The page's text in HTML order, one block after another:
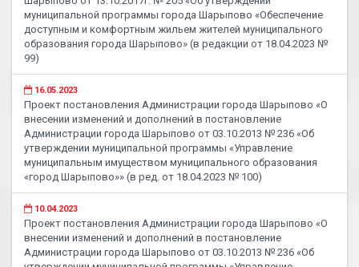
муниципальной программы города Шарыпово «Обеспечение
доступным и комфортным жильем жителей муниципального
образования города Шарыпово» (в редакции от 18.04.2023 №
99)
16.05.2023
Проект постановления Администрации города Шарыпово «О
внесении изменений и дополнений в постановление
Администрации города Шарыпово от 03.10.2013 № 236 «Об
утверждении муниципальной программы «Управление
муниципальным имуществом муниципального образования
«город Шарыпово»» (в ред. от 18.04.2023 № 100)
10.04.2023
Проект постановления Администрации города Шарыпово «О
внесении изменений и дополнений в постановление
Администрации города Шарыпово от 03.10.2013 № 236 «Об